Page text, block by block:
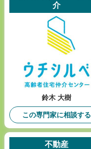
介
鈴木 大樹
この専門家に相談する
不動産